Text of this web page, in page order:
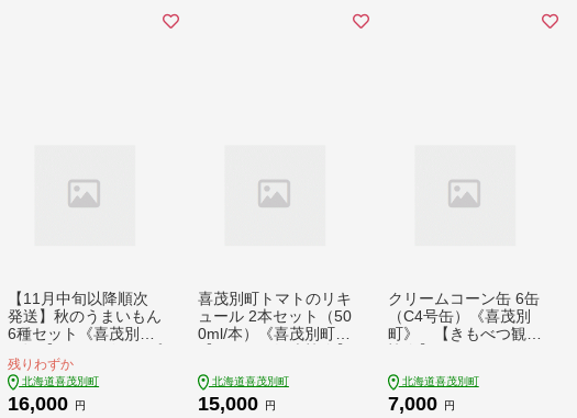
【11月中旬以降順次
発送】秋のうまいもん
6種セット《喜茂別
ラザ直売会協同組合】
先行予約 セット 詰め
合わせ 秋野菜 冬野菜
残りわずか
北海道喜茂別町
16,000 円
喜茂別町トマトのリキ
ュール 2本セット（50
0ml/本）《喜茂別町》
ル ご当地 ギフト 贈り
物 [AJAG044]
北海道喜茂別町
15,000 円
クリームコーン缶 6缶
（C4号缶）《喜茂別
町》 【きもべつ観光
コーン缶 コーンクリ
ーム缶 缶詰 保存食 常
北海道喜茂別町
7,000 円